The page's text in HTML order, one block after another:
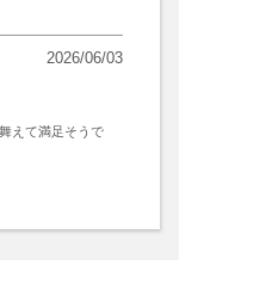
2026/06/03
えて満足そうで